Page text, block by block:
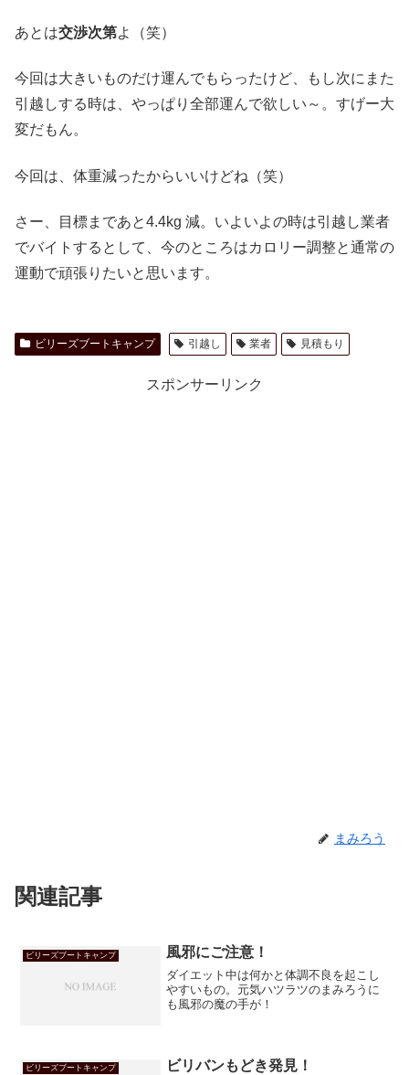
あとは交渉次第よ（笑）
今回は大きいものだけ運んでもらったけど、もし次にまた
引越しする時は、やっぱり全部運んで欲しい～。すげー大
変だもん。
今回は、体重減ったからいいけどね（笑）
さー、目標まであと4.4kg 減。いよいよの時は引越し業者
でバイトするとして、今のところはカロリー調整と通常の
運動で頑張りたいと思います。
ビリーズブートキャンプ 引越し 業者 見積もり
スポンサーリンク
まみろう
関連記事
ビリーズブートキャンプ 風邪にご注意！
ダイエット中は何かと体調不良を起こし
やすいもの。元気ハツラツのまみろうに
も風邪の魔の手が！
ビリーズブートキャンプ ビリバンもどき発見！